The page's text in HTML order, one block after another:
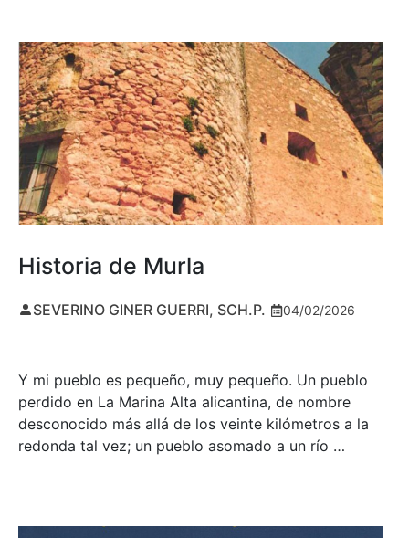
Historia de Murla
SEVERINO GINER GUERRI, SCH.P. 04/02/2026
Y mi pueblo es pequeño, muy pequeño. Un pueblo
perdido en La Marina Alta alicantina, de nombre
desconocido más allá de los veinte kilómetros a la
redonda tal vez; un pueblo asomado a un río …